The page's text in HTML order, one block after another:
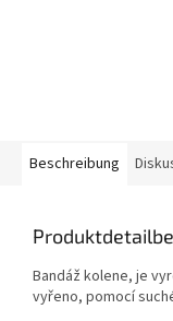
Beschreibung
Bandáž kolene, je
vyřeno, pomocí